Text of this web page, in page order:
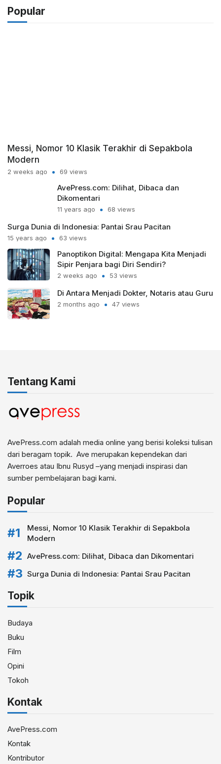
Popular
Messi, Nomor 10 Klasik Terakhir di Sepakbola
Modern
2 weeks ago 69 views
AvePress.com: Dilihat, Dibaca dan
Dikomentari
11 years ago 68 views
Surga Dunia di Indonesia: Pantai Srau Pacitan
15 years ago 63 views
Panoptikon Digital: Mengapa Kita Menjadi
Sipir Penjara bagi Diri Sendiri?
2 weeks ago 53 views
Di Antara Menjadi Dokter, Notaris atau Guru
2 months ago 47 views
Tentang Kami
AvePress.com adalah media online yang berisi koleksi tulisan
dari beragam topik. Ave merupakan kependekan dari
Averroes atau Ibnu Rusyd –yang menjadi inspirasi dan
sumber pembelajaran bagi kami.
Popular
Messi, Nomor 10 Klasik Terakhir di Sepakbola
Modern
AvePress.com: Dilihat, Dibaca dan Dikomentari
Surga Dunia di Indonesia: Pantai Srau Pacitan
Topik
Budaya
Buku
Film
Opini
Tokoh
Kontak
AvePress.com
Kontak
Kontributor